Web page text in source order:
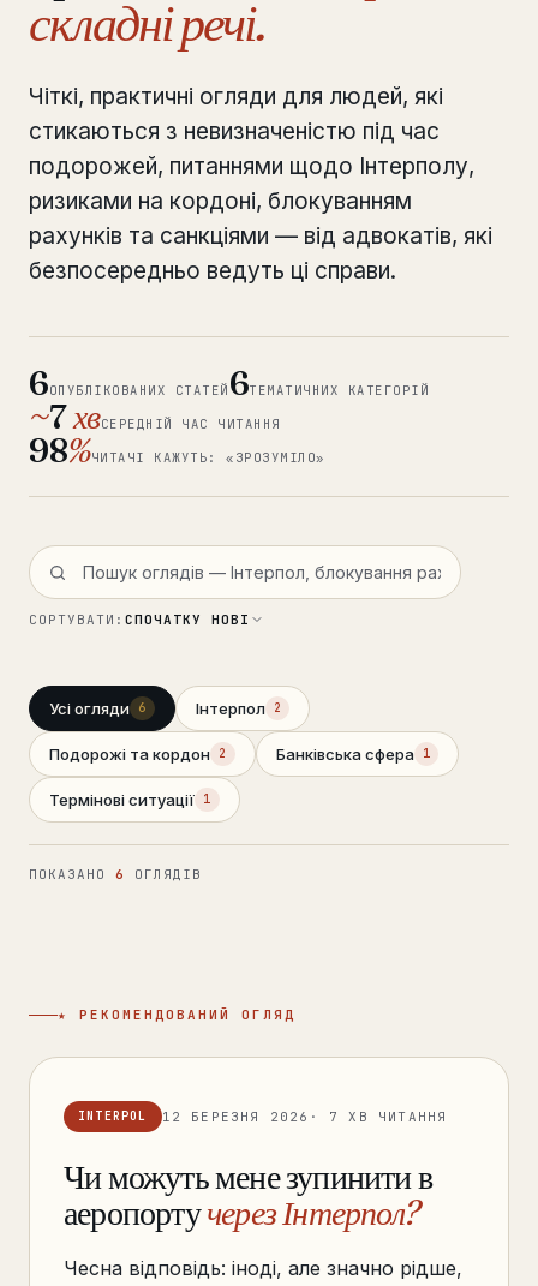
Перевірка лише щодо INTERPOL
Аналіз блокування рахунку від €2,400
Санкції та перевірка баз даних від €1,900
Екстрадиція та правові запити
Термінова допомога 24/7
◆ ПРО НАШУ ПРАКТИКУ
Як ми працюємо
Наша мережа
Чому швейцарський адвокат CP 321
Консультація →
складні речі.
Чіткі, практичні огляди для людей, які
стикаються з невизначеністю під час
подорожей, питаннями щодо Інтерполу,
ризиками на кордоні, блокуванням
рахунків та санкціями — від адвокатів, які
безпосередньо ведуть ці справи.
6ОПУБЛІКОВАНИХ СТАТЕЙ 6ТЕМАТИЧНИХ КАТЕГОРІЙ
~7хвСЕРЕДНІЙ ЧАС ЧИТАННЯ
98%ЧИТАЧІ КАЖУТЬ: «ЗРОЗУМІЛО»
СОРТУВАТИ: СПОЧАТКУ НОВІ
Усі огляди 6 Інтерпол 2
Подорожі та кордон 2 Банківська сфера 1
Термінові ситуації 1
ПОКАЗАНО 6 ОГЛЯДІВ
★ РЕКОМЕНДОВАНИЙ ОГЛЯД
INTERPOL 12 БЕРЕЗНЯ 2026 · 7 ХВ ЧИТАННЯ
Чи можуть мене зупинити в
аеропортучерез Інтерпол?
Чесна відповідь: іноді, але значно рідше,